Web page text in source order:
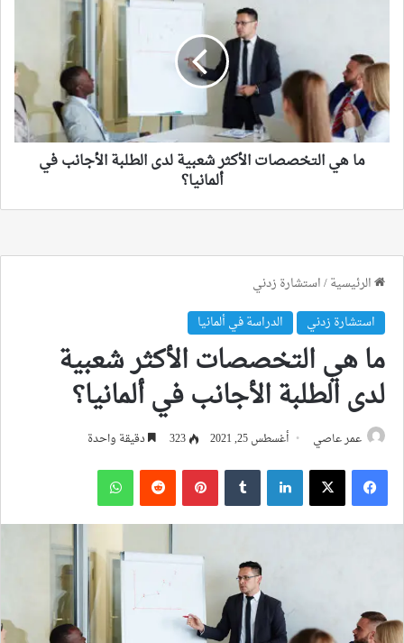
شعبية
لدى
الطلبة
الأجانب
في
ألمانيا؟ما هي التخصصات الأكثر شعبية لدى الطلبة الأجانب في
ألمانيا؟